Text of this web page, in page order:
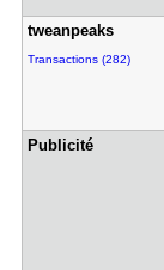
tweanpeaks
Transactions (282)
Publicité